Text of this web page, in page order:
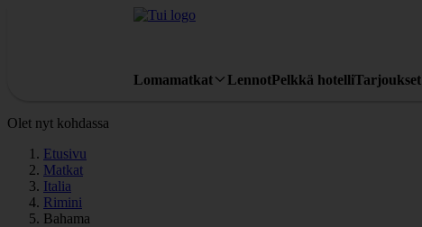
Lomamatkat LennotPelkkä hotelliTarjoukset
Olet nyt kohdassa
Etusivu
Matkat
Italia
Rimini
Bahama